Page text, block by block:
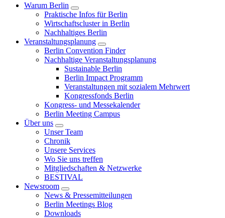
Warum Berlin
Praktische Infos für Berlin
Wirtschaftscluster in Berlin
Nachhaltiges Berlin
Veranstaltungsplanung
Berlin Convention Finder
Nachhaltige Veranstaltungsplanung
Sustainable Berlin
Berlin Impact Programm
Veranstaltungen mit sozialem Mehrwert
Kongressfonds Berlin
Kongress- und Messekalender
Berlin Meeting Campus
Über uns
Unser Team
Chronik
Unsere Services
Wo Sie uns treffen
Mitgliedschaften & Netzwerke
BESTIVAL
Newsroom
News & Pressemitteilungen
Berlin Meetings Blog
Downloads